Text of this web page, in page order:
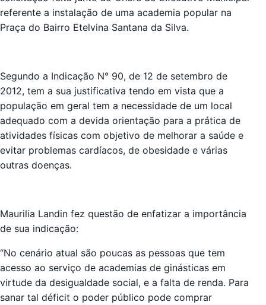
referente a instalação de uma academia popular na
Praça do Bairro Etelvina Santana da Silva.
Segundo a Indicação N° 90, de 12 de setembro de
2012, tem a sua justificativa tendo em vista que a
população em geral tem a necessidade de um local
adequado com a devida orientação para a prática de
atividades físicas com objetivo de melhorar a saúde e
evitar problemas cardíacos, de obesidade e várias
outras doenças.
Maurilia Landin fez questão de enfatizar a importância
de sua indicação:
“No cenário atual são poucas as pessoas que tem
acesso ao serviço de academias de ginásticas em
virtude da desigualdade social, e a falta de renda. Para
sanar tal déficit o poder público pode comprar